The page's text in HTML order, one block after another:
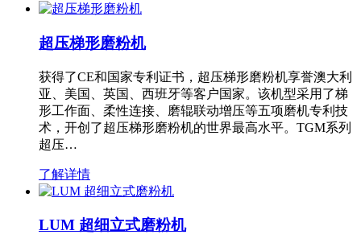
超压梯形磨粉机
获得了CE和国家专利证书，超压梯形磨粉机享誉澳大利
亚、美国、英国、西班牙等客户国家。该机型采用了梯
形工作面、柔性连接、磨辊联动增压等五项磨机专利技
术，开创了超压梯形磨粉机的世界最高水平。TGM系列
超压…
了解详情
LUM 超细立式磨粉机